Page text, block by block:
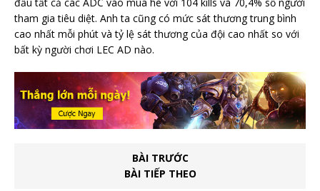
tham gia tiêu diệt. Anh ta cũng có mức sát thương trung bình
cao nhất mỗi phút và tỷ lệ sát thương của đội cao nhất so với
bất kỳ người chơi LEC AD nào.
BÀI TRƯỚC
BÀI TIẾP THEO